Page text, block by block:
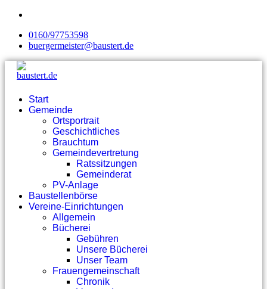
0160/97753598
buergermeister@baustert.de
Start
Gemeinde
Ortsportrait
Geschichtliches
Brauchtum
Gemeindevertretung
Ratssitzungen
Gemeinderat
PV-Anlage
Baustellenbörse
Vereine-Einrichtungen
Allgemein
Bücherei
Gebühren
Unsere Bücherei
Unser Team
Frauengemeinschaft
Chronik